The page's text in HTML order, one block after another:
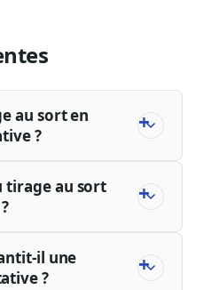
au sort en
?
tirage au sort
il une
?